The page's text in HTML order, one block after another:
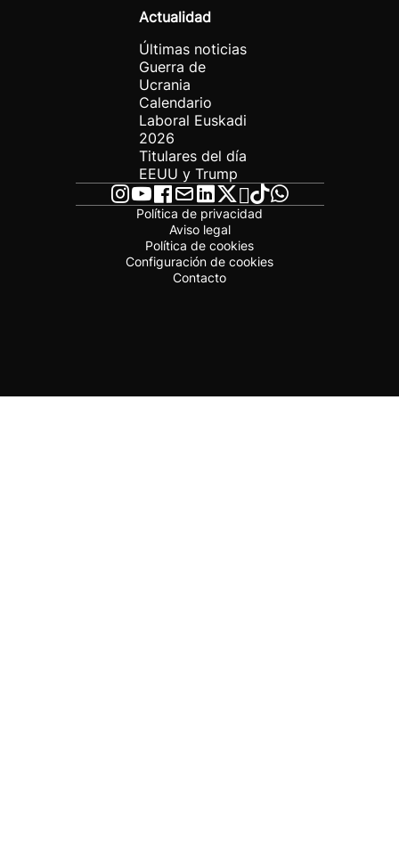
Actualidad
Últimas noticias
Guerra de
Ucrania
Calendario
Laboral Euskadi
2026
Titulares del día
EEUU y Trump
Política de privacidad
Aviso legal
Política de cookies
Configuración de cookies
Contacto